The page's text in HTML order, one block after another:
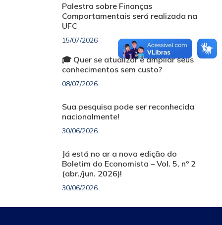
Palestra sobre Finanças
Comportamentais será realizada na
UFC
15/07/2026
🎓 Quer se atualizar e ampliar seus
conhecimentos sem custo?
08/07/2026
Sua pesquisa pode ser reconhecida
nacionalmente!
30/06/2026
Já está no ar a nova edição do
Boletim do Economista – Vol. 5, nº 2
(abr./jun. 2026)!
30/06/2026